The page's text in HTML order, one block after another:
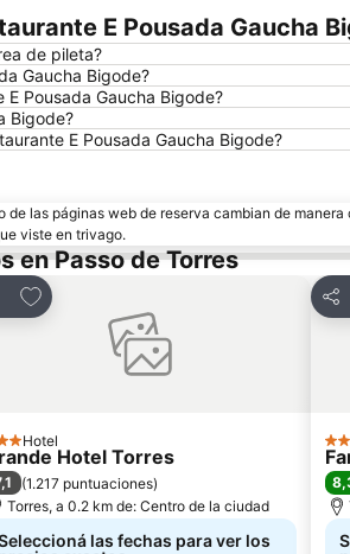
E Pousada Gaucha
de pileta?
Gaucha Bigode?
Pousada Gaucha Bigode?
Bigode?
E Pousada Gaucha Bigode?
las páginas web de reserva cambian de
viste en trivago.
en Passo de Torres
Añadir a favoritos
Hotel
Hotel Torres
(1.217 puntuaciones)
Torres, a 0.2 km de: Centro de la ciudad
las fechas para ver los
3